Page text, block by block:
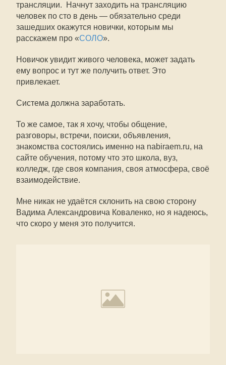
трансляции. Начнут заходить на трансляцию
человек по сто в день — обязательно среди
зашедших окажутся новички, которым мы
расскажем про «СОЛО».
Новичок увидит живого человека, может задать
ему вопрос и тут же получить ответ. Это
привлекает.
Система должна заработать.
То же самое, так я хочу, чтобы общение,
разговоры, встречи, поиски, объявления,
знакомства состоялись именно на nabiraem.ru, на
сайте обучения, потому что это школа, вуз,
колледж, где своя компания, своя атмосфера, своё
взаимодействие.
Мне никак не удаётся склонить на свою сторону
Вадима Александровича Коваленко, но я надеюсь,
что скоро у меня это получится.